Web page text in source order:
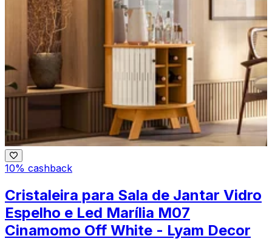
10% cashback
Cristaleira para Sala de Jantar Vidro
Espelho e Led Marília M07
Cinamomo Off White - Lyam Decor